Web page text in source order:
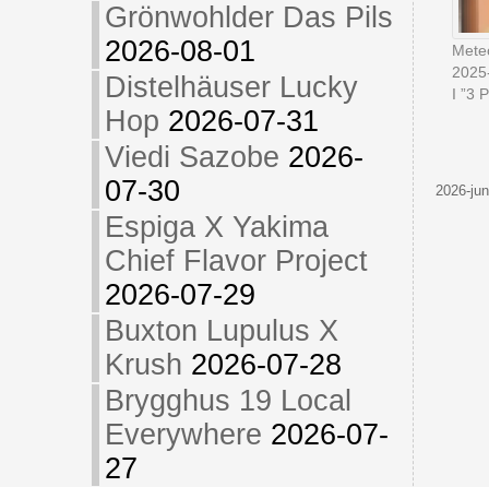
Grönwohlder Das Pils
2026-08-01
Distelhäuser Lucky
Hop 2026-07-31
Viedi Sazobe 2026-
07-30
Espiga X Yakima
Chief Flavor Project
2026-07-29
Buxton Lupulus X
Krush 2026-07-28
Brygghus 19 Local
Everywhere 2026-07-
27
I ”3
2026-